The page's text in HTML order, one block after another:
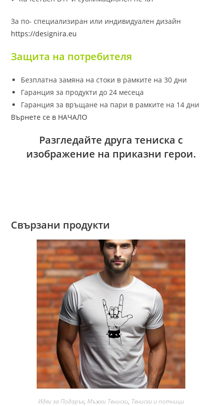
За по- специализиран или индивидуален дизайн
https://designira.eu
Защита на потребителя
Безплатна замяна на стоки в рамките на 30 дни
Гаранция за продукти до 24 месеца
Гаранция за връщане на пари в рамките на 14 дни
Върнете се в НАЧАЛО
Разгледайте друга тениска с
изображение на приказни герои.
Свързани продукти
Идеи за Подарък, Мъжки Тениски, Тениски и потници